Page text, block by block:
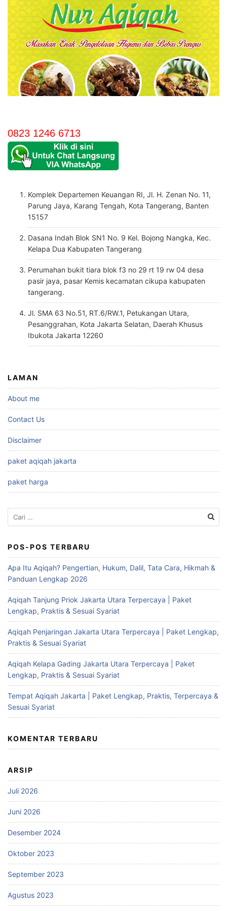
6713
0823 1246 6713
Komplek Departemen Keuangan RI, Jl. H. Zenan No. 11,
Parung Jaya, Karang Tengah, Kota Tangerang, Banten
15157
Dasana Indah Blok SN1 No. 9 Kel. Bojong Nangka, Kec.
Kelapa Dua Kabupaten Tangerang
Perumahan bukit tiara blok f3 no 29 rt 19 rw 04 desa
pasir jaya, pasar Kemis kecamatan cikupa kabupaten
tangerang.
Jl. SMA 63 No.51, RT.6/RW.1, Petukangan Utara,
Pesanggrahan, Kota Jakarta Selatan, Daerah Khusus
Ibukota Jakarta 12260
LAMAN
About me
Contact Us
Disclaimer
paket aqiqah jakarta
paket harga
Cari
untuk:
POS-POS TERBARU
Apa Itu Aqiqah? Pengertian, Hukum, Dalil, Tata Cara, Hikmah &
Panduan Lengkap 2026
Aqiqah Tanjung Priok Jakarta Utara Terpercaya | Paket
Lengkap, Praktis & Sesuai Syariat
Aqiqah Penjaringan Jakarta Utara Terpercaya | Paket Lengkap,
Praktis & Sesuai Syariat
Aqiqah Kelapa Gading Jakarta Utara Terpercaya | Paket
Lengkap, Praktis & Sesuai Syariat
Tempat Aqiqah Jakarta | Paket Lengkap, Praktis, Terpercaya &
Sesuai Syariat
KOMENTAR TERBARU
ARSIP
Juli 2026
Juni 2026
Desember 2024
Oktober 2023
September 2023
Agustus 2023